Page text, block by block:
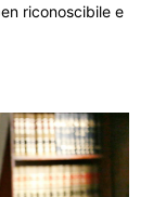
riconoscibile e